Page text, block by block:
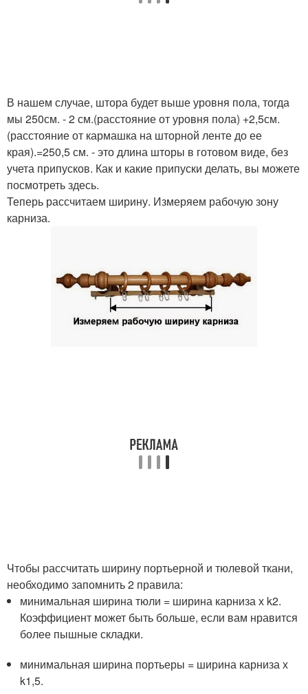
В нашем случае, штора будет выше уровня пола, тогда
мы 250см. - 2 см.(расстояние от уровня пола) +2,5см.
(расстояние от кармашка на шторной ленте до ее
края).=250,5 см. - это длина шторы в готовом виде, без
учета припусков. Как и какие припуски делать, вы можете
посмотреть здесь.
Теперь рассчитаем ширину. Измеряем рабочую зону
карниза.
Чтобы рассчитать ширину портьерной и тюлевой ткани,
необходимо запомнить 2 правила:
минимальная ширина тюли = ширина карниза х k2.
Коэффициент может быть больше, если вам нравится
более пышные складки.
минимальная ширина портьеры = ширина карниза х
k1,5.